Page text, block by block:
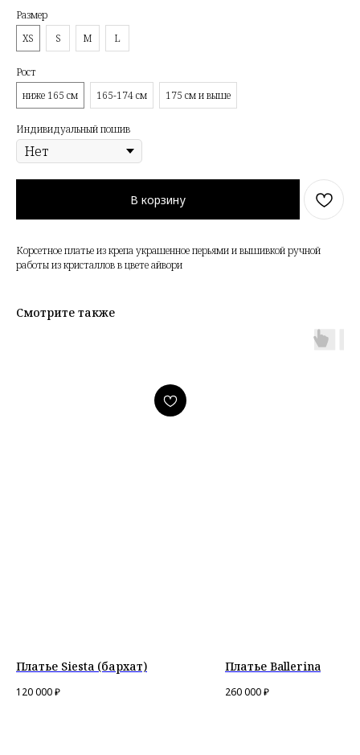
Размер
XS
S M L
Рост
ниже 165 см
165-174 см 175 см и выше
Индивидуальный пошив
В корзину
Корсетное платье из крепа украшенное перьями и вышивкой ручной
работы из кристаллов в цвете айвори
Смотрите также
Платье Siesta (бархат)
120 000₽
Платье Ballerina
260 000₽